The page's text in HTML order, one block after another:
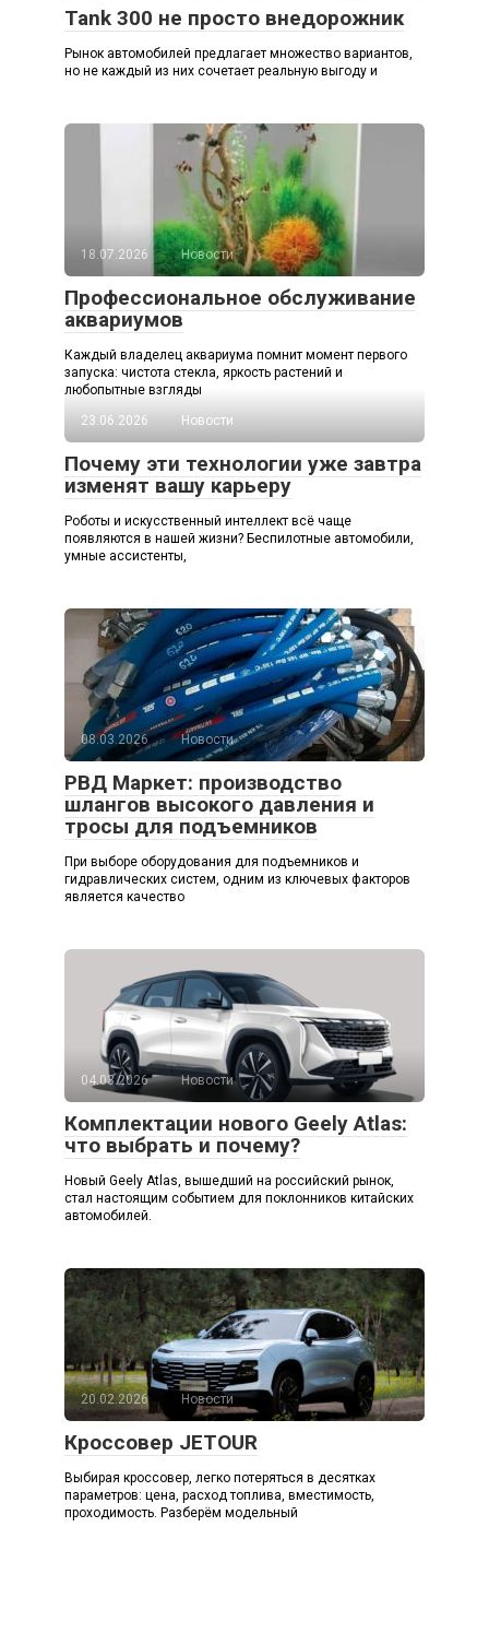
Tank 300 не просто внедорожник
Рынок автомобилей предлагает множество вариантов,
но не каждый из них сочетает реальную выгоду и
18.07.2026 Новости
Профессиональное обслуживание
аквариумов
Каждый владелец аквариума помнит момент первого
запуска: чистота стекла, яркость растений и
любопытные взгляды
23.06.2026
Новости
Почему эти технологии уже завтра
изменят вашу карьеру
Роботы и искусственный интеллект всё чаще
появляются в нашей жизни? Беспилотные автомобили,
умные ассистенты,
08.03.2026 Новости
РВД Маркет: производство
шлангов высокого давления и
тросы для подъемников
При выборе оборудования для подъемников и
гидравлических систем, одним из ключевых факторов
является качество
04.03.2026 Новости
Комплектации нового Geely Atlas:
что выбрать и почему?
Новый Geely Atlas, вышедший на российский рынок,
стал настоящим событием для поклонников китайских
автомобилей.
20.02.2026 Новости
Кроссовер JETOUR
Выбирая кроссовер, легко потеряться в десятках
параметров: цена, расход топлива, вместимость,
проходимость. Разберём модельный